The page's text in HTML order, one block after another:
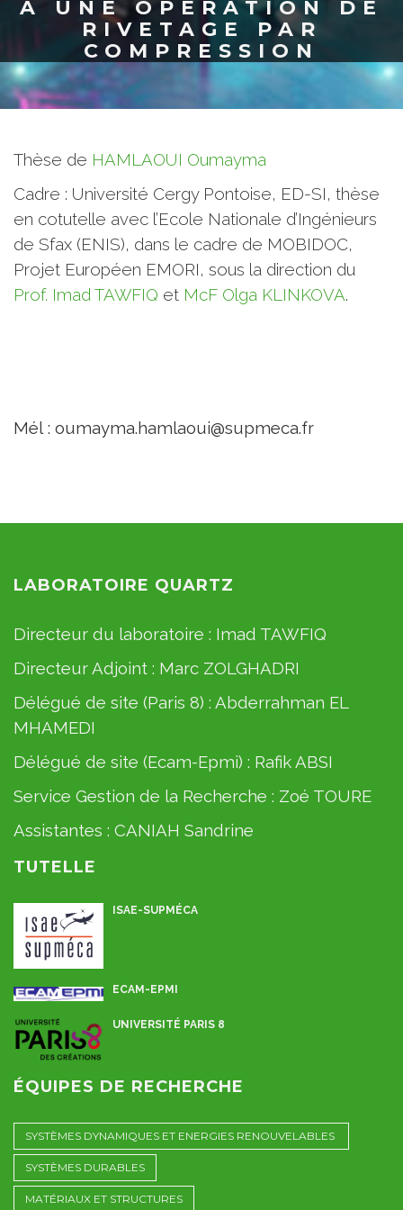
À UNE OPÉRATION DE
RIVETAGE PAR
COMPRESSION
Thèse de HAMLAOUI Oumayma
Cadre : Université Cergy Pontoise, ED-SI, thèse
en cotutelle avec l’Ecole Nationale d’Ingénieurs
de Sfax (ENIS), dans le cadre de MOBIDOC,
Projet Européen EMORI, sous la direction du
Prof. Imad TAWFIQ et McF Olga KLINKOVA.
Mél : oumayma.hamlaoui@supmeca.fr
LABORATOIRE QUARTZ
Directeur du laboratoire : Imad TAWFIQ
Directeur Adjoint : Marc ZOLGHADRI
Délégué de site (Paris 8) : Abderrahman EL
MHAMEDI
Délégué de site (Ecam-Epmi) : Rafik ABSI
Service Gestion de la Recherche : Zoé TOURE
Assistantes : CANIAH Sandrine
TUTELLE
ISAE-SUPMÉCA
ECAM-EPMI
UNIVERSITÉ PARIS 8
ÉQUIPES DE RECHERCHE
SYSTÈMES DYNAMIQUES ET ENERGIES RENOUVELABLES
SYSTÈMES DURABLES
MATÉRIAUX ET STRUCTURES